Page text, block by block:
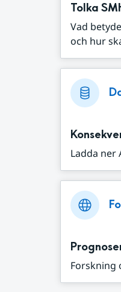
Tolka
Vad
och hur
Ladda ner
Forskning